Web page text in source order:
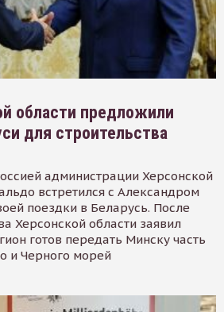
области предложили
для строительства
администрации Херсонской
встретился с Александром
поездки в Беларусь. После
Херсонской области заявил
готов передать Минску часть
и Черного морей